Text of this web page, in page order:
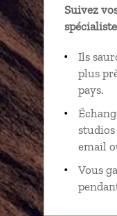
Suivez
Ils
plus
pays.
studios
email
Vous